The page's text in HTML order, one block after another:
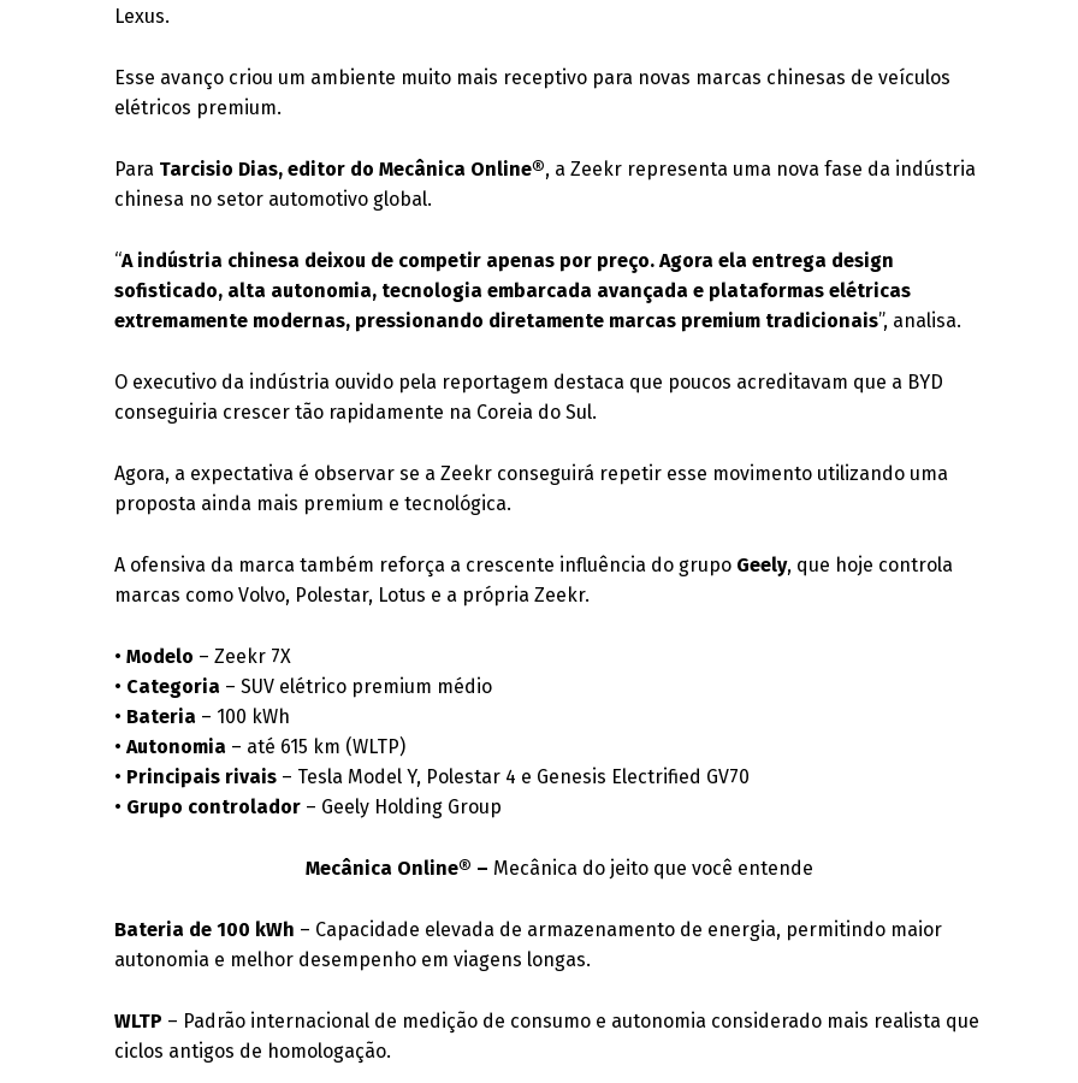
Lexus.
Esse avanço criou um ambiente muito mais receptivo para novas marcas chinesas de veículos
elétricos premium.
Para Tarcisio Dias, editor do Mecânica Online®, a Zeekr representa uma nova fase da indústria
chinesa no setor automotivo global.
“A indústria chinesa deixou de competir apenas por preço. Agora ela entrega design
sofisticado, alta autonomia, tecnologia embarcada avançada e plataformas elétricas
extremamente modernas, pressionando diretamente marcas premium tradicionais”, analisa.
O executivo da indústria ouvido pela reportagem destaca que poucos acreditavam que a BYD
conseguiria crescer tão rapidamente na Coreia do Sul.
Agora, a expectativa é observar se a Zeekr conseguirá repetir esse movimento utilizando uma
proposta ainda mais premium e tecnológica.
A ofensiva da marca também reforça a crescente influência do grupo Geely, que hoje controla
marcas como Volvo, Polestar, Lotus e a própria Zeekr.
•Modelo – Zeekr 7X
• Categoria – SUV elétrico premium médio
• Bateria – 100 kWh
•Autonomia – até 615 km (WLTP)
• Principais rivais – Tesla Model Y, Polestar 4 e Genesis Electrified GV70
• Grupo controlador – Geely Holding Group
Mecânica Online® – Mecânica do jeito que você entende
Bateria de 100 kWh – Capacidade elevada de armazenamento de energia, permitindo maior
autonomia e melhor desempenho em viagens longas.
WLTP – Padrão internacional de medição de consumo e autonomia considerado mais realista que
ciclos antigos de homologação.